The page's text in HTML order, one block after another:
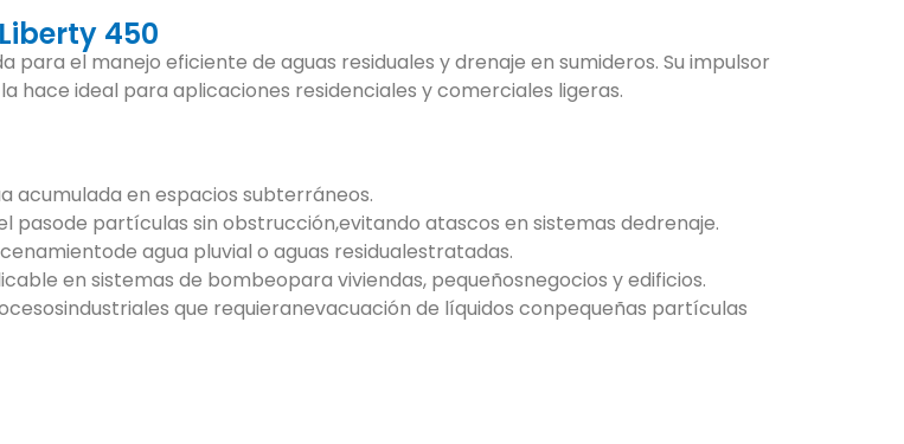
450
el manejo eficiente de aguas residuales y drenaje en sumideros. Su impulsor
hace ideal para aplicaciones residenciales y comerciales ligeras.
acumulada en espacios subterráneos.
pasode partículas sin obstrucción,evitando atascos en sistemas dedrenaje.
agua pluvial o aguas residualestratadas.
en sistemas de bombeopara viviendas, pequeñosnegocios y edificios.
que requieranevacuación de líquidos conpequeñas partículas